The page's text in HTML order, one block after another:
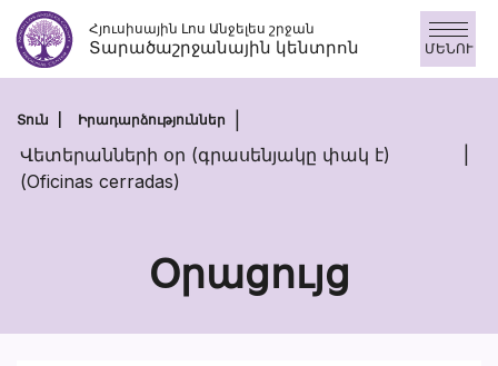
Անցնել
բովանդակությանըՀյուսիսային Լոս Անջելես շրջան
Տարածաշրջանային կենտրոն ՄԵՆՈՒ
Տուն Իրադարձություններ
Վետերանների օր (գրասենյակը փակ է)
(Oficinas cerradas)
Օրացույց